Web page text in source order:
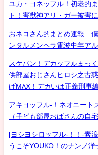
ユカ・ヨネッフル！初老的
ト！害獣神アリ・ガー被害
おネコさん的まとめ速報
ンタルメンヘラ電波中年ア
スケバン！デカッフルまっ
供部屋おじさんヒロシ之古
げMAX！デカいは正義刑事
アキヨッフル-！ネオニート
（子ども部屋おばさんの自
[ヨシヨシロッフル-！！-素
うこそYOUKO！のナンノ